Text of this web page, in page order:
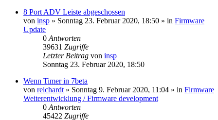
8 Port ADV Leiste abgeschossen
von insp » Sonntag 23. Februar 2020, 18:50 » in Firmware
Update
0 Antworten
39631 Zugriffe
Letzter Beitrag von insp
Sonntag 23. Februar 2020, 18:50
Wenn Timer in 7beta
von reichardt » Sonntag 9. Februar 2020, 11:04 » in Firmware
Weiterentwicklung / Firmware development
0 Antworten
45422 Zugriffe